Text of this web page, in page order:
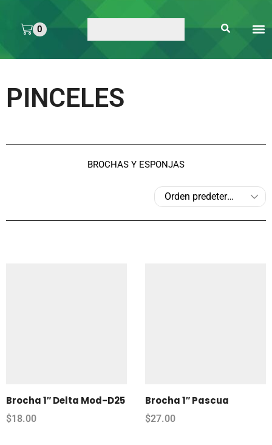
0
PINCELES
BROCHAS Y ESPONJAS
Brocha 1″ Delta Mod-D25
$18.00
Brocha 1″ Pascua
$27.00